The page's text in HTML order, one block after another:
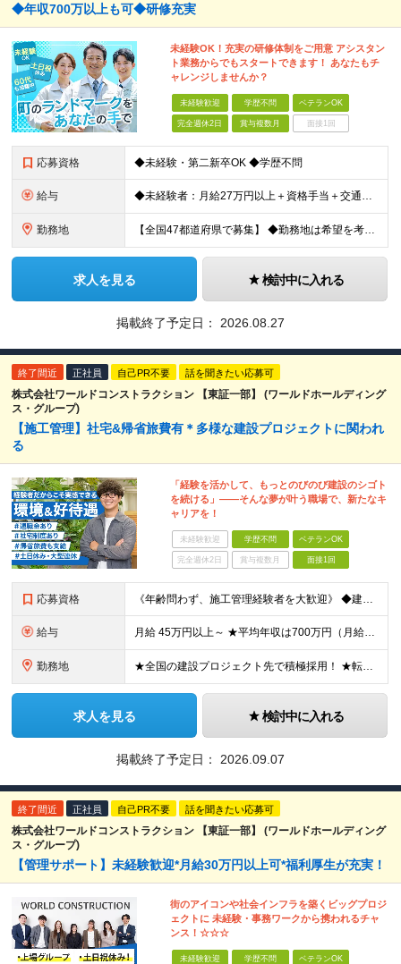
◆年収700万以上も可◆研修充実
未経験OK！充実の研修体制をご用意 アシスタン
ト業務からでもスタートできます！ あなたもチ
ャレンジしませんか？
未経験歓迎 学歴不問 ベテランOK
完全週休2日 賞与複数月 面接1回
応募資格 ◆未経験・第二新卒OK ◆学歴不問
給与 ◆未経験者：月給27万円以上＋資格手当＋交通費全額支給＋時間外手当＋休日出勤手当 等 ◆経験者：月給32万円以上＋資格手当＋交通費全額支給＋時間外手当＋休日出勤手当 等 ◎あなたの給与は、これま
勤務地 【全国47都道府県で募集】 ◆勤務地は希望を考慮 ◆転勤なし ◆U・I・Jターン歓迎！ ◆基本直行直帰 ＼積極採用中／ 東北：宮城県、福島県 関東：東京都、神奈川県、埼玉県、千葉県 東海：愛知県、三
求人を見る 検討中に入れる
掲載終了予定日： 2026.08.27
終了間近 正社員 自己PR不要 話を聞きたい応募可
株式会社ワールドコンストラクション 【東証一部】 (ワールドホールディング
ス・グループ)
【施工管理】社宅&帰省旅費有＊多様な建設プロジェクトに関われ
る
「経験を活かして、もっとのびのび建設のシゴト
を続ける」――そんな夢が叶う職場で、新たなキ
ャリアを！
未経験歓迎 学歴不問 ベテランOK
完全週休2日 賞与複数月 面接1回
応募資格 《年齢問わず、施工管理経験者を大歓迎》 ◆建設業界で技術系の実務経験があればOK ★経験に応じて、月給50万円以上、平均年収700万円以上も可能です 《応募条件》 ◆建設業界で技術系職種（施工管理や
給与 月給 45万円以上～ ★平均年収は700万円（月給50万円） ◎残業手当は、全額別途支給します。 ◎年齢・経験・能力などを考慮の上、決定します。 ◎試用期間3ヶ月あり。その間の待遇に変動はありません
勤務地 ★全国の建設プロジェクト先で積極採用！ ★転居を伴う転勤なし ★配属先は希望を最大限考慮します ★I・Uターン支援・寮あり ★案件によりマイカー通勤OK ＝拠点一覧＝ ◆本社／東京都港区東新橋2丁目
求人を見る 検討中に入れる
掲載終了予定日： 2026.09.07
終了間近 正社員 自己PR不要 話を聞きたい応募可
株式会社ワールドコンストラクション 【東証一部】 (ワールドホールディング
ス・グループ)
【管理サポート】未経験歓迎*月給30万円以上可*福利厚生が充実！
街のアイコンや社会インフラを築くビッグプロジ
ェクトに 未経験・事務ワークから携われるチャ
ンス！☆☆☆
未経験歓迎 学歴不問 ベテランOK